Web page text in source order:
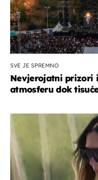
SVE JE SPREMNO
Nevjerojatni prizori
atmosferu dok